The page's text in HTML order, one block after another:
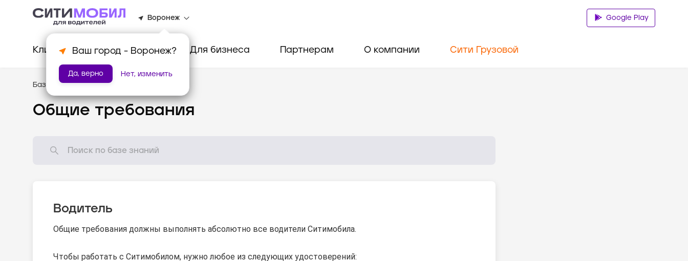
Воронеж
Ваш город - Воронеж?
Да, верно Нет, изменить
Google Play
Клиентам Водителям Для бизнеса Партнерам О компании Сити Грузовой
База знаний /Стандарты оказания услуг
Общие требования
Водитель
Общие требования должны выполнять абсолютно все водители Ситимобила.
Чтобы работать с Ситимобилом, нужно любое из следующих удостоверений: